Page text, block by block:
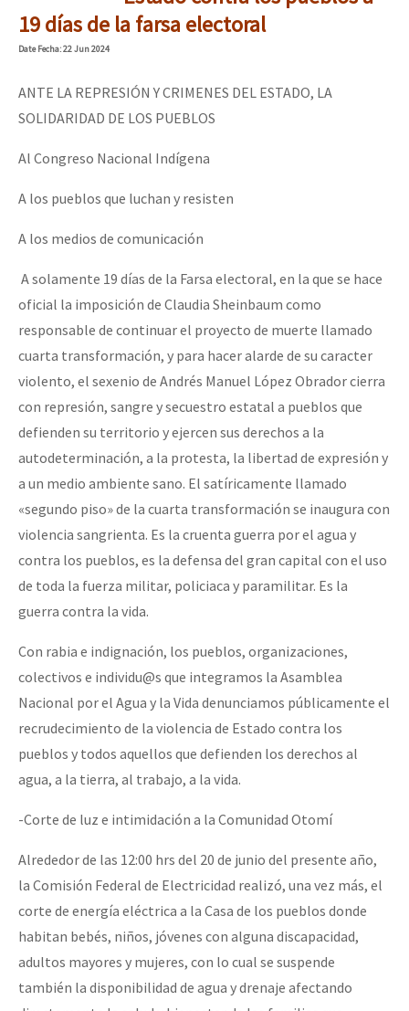
Mundo
EZLN
AutonomÍa y Resistencia
Megaproyectos
ETIQUETAS
MULTIMEDIA
Fotorreportaje
Video
Otras secciones
Semillero Guerra contra la Humanidad. (Las poblaciones y
la naturaleza bajo asedio)
Eventos
Contacto
19 días de la farsa electoral
DateFecha: 22 Jun 2024
ANTE LA REPRESIÓN Y CRIMENES DEL ESTADO, LA
SOLIDARIDAD DE LOS PUEBLOS
Al Congreso Nacional Indígena
A los pueblos que luchan y resisten
A los medios de comunicación
A solamente 19 días de la Farsa electoral, en la que se hace
oficial la imposición de Claudia Sheinbaum como
responsable de continuar el proyecto de muerte llamado
cuarta transformación, y para hacer alarde de su caracter
violento, el sexenio de Andrés Manuel López Obrador cierra
con represión, sangre y secuestro estatal a pueblos que
defienden su territorio y ejercen sus derechos a la
autodeterminación, a la protesta, la libertad de expresión y
a un medio ambiente sano. El satíricamente llamado
«segundo piso» de la cuarta transformación se inaugura con
violencia sangrienta. Es la cruenta guerra por el agua y
contra los pueblos, es la defensa del gran capital con el uso
de toda la fuerza militar, policiaca y paramilitar. Es la
guerra contra la vida.
Con rabia e indignación, los pueblos, organizaciones,
colectivos e individu@s que integramos la Asamblea
Nacional por el Agua y la Vida denunciamos públicamente el
recrudecimiento de la violencia de Estado contra los
pueblos y todos aquellos que defienden los derechos al
agua, a la tierra, al trabajo, a la vida.
-Corte de luz e intimidación a la Comunidad Otomí
Alrededor de las 12:00 hrs del 20 de junio del presente año,
la Comisión Federal de Electricidad realizó, una vez más, el
corte de energía eléctrica a la Casa de los pueblos donde
habitan bebés, niños, jóvenes con alguna discapacidad,
adultos mayores y mujeres, con lo cual se suspende
también la disponibilidad de agua y drenaje afectando